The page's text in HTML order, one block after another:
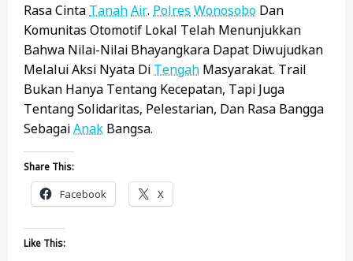
Rasa Cinta TanahAir. Polres Wonosobo Dan
Komunitas Otomotif Lokal Telah Menunjukkan
Bahwa Nilai-Nilai Bhayangkara Dapat Diwujudkan
Melalui Aksi Nyata Di Tengah Masyarakat. Trail
Bukan Hanya Tentang Kecepatan, Tapi Juga
Tentang Solidaritas, Pelestarian, Dan Rasa Bangga
SebagaiAnak Bangsa.
Share This:
Facebook X
Like This: